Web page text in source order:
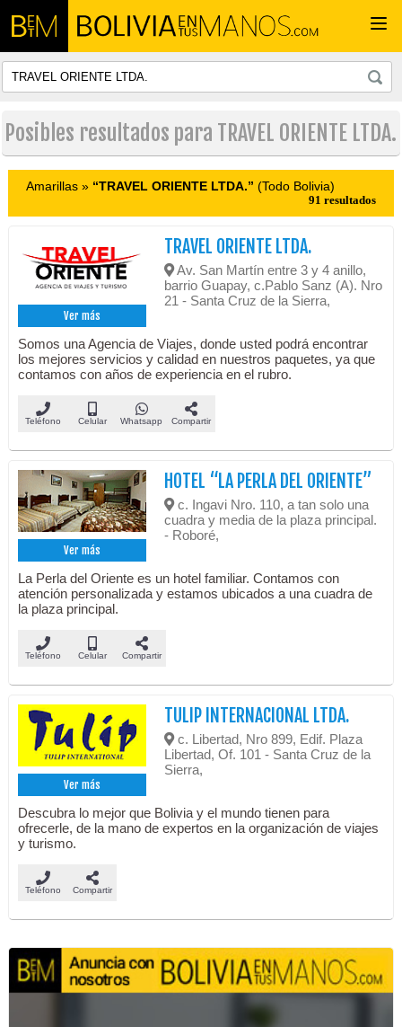
Posibles resultados para TRAVEL ORIENTE LTDA.
Amarillas » “TRAVEL ORIENTE LTDA.” (Todo Bolivia)
91 resultados
Ver más
TRAVEL ORIENTE LTDA.
Av. San Martín entre 3 y 4 anillo,
barrio Guapay, c.Pablo Sanz (A). Nro
21 - Santa Cruz de la Sierra,
Somos una Agencia de Viajes, donde usted podrá encontrar
los mejores servicios y calidad en nuestros paquetes, ya que
contamos con años de experiencia en el rubro.
Teléfono Celular Whatsapp Compartir
Ver más
HOTEL “LA PERLA DEL ORIENTE”
c. Ingavi Nro. 110, a tan solo una
cuadra y media de la plaza principal.
- Roboré,
La Perla del Oriente es un hotel familiar. Contamos con
atención personalizada y estamos ubicados a una cuadra de
la plaza principal.
Teléfono Celular Compartir
Ver más
TULIP INTERNACIONAL LTDA.
c. Libertad, Nro 899, Edif. Plaza
Libertad, Of. 101 - Santa Cruz de la
Sierra,
Descubra lo mejor que Bolivia y el mundo tienen para
ofrecerle, de la mano de expertos en la organización de viajes
y turismo.
Teléfono Compartir